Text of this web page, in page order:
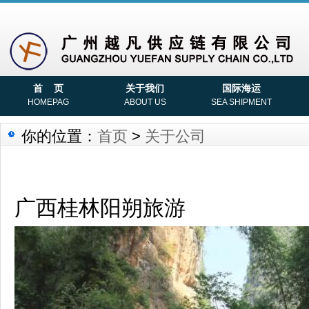
首 页
HOMEPAG
关于我们
ABOUT US
国际海运
SEA SHIPMENT
你的位置： 首页 > 关于公司
广西桂林阳朔旅游